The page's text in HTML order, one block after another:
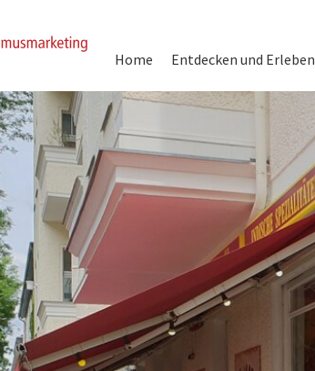
Home
Entdecken und Erleben